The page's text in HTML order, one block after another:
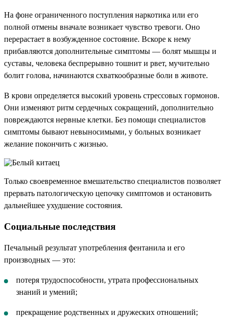
На фоне ограниченного поступления наркотика или его
полной отмены вначале возникает чувство тревоги. Оно
перерастает в возбужденное состояние. Вскоре к нему
прибавляются дополнительные симптомы — болят мышцы и
суставы, человека беспрерывно тошнит и рвет, мучительно
болит голова, начинаются схваткообразные боли в животе.
В крови определяется высокий уровень стрессовых гормонов.
Они изменяют ритм сердечных сокращений, дополнительно
повреждаются нервные клетки. Без помощи специалистов
симптомы бывают невыносимыми, у больных возникает
желание покончить с жизнью.
Только своевременное вмешательство специалистов позволяет
прервать патологическую цепочку симптомов и остановить
дальнейшее ухудшение состояния.
Социальные последствия
Печальный результат употребления фентанила и его
производных — это:
потеря трудоспособности, утрата профессиональных
знаний и умений;
прекращение родственных и дружеских отношений;